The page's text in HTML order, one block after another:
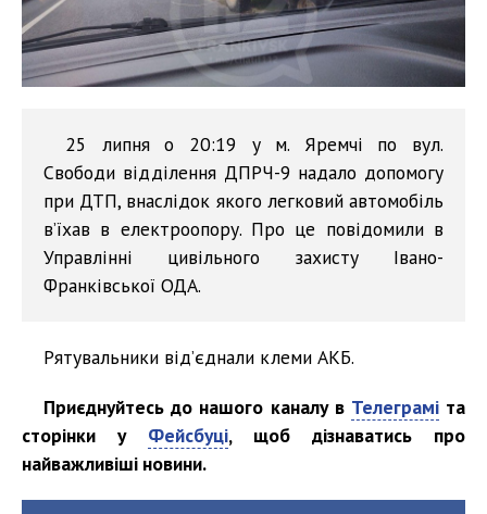
25 липня о 20:19 у м. Яремчі по вул.
Свободи відділення ДПРЧ-9 надало допомогу
при ДТП, внаслідок якого легковий автомобіль
в’їхав в електроопору. Про це повідомили в
Управлінні цивільного захисту Івано-
Франківської ОДА.
Рятувальники від’єднали клеми АКБ.
Приєднуйтесь до нашого каналу в Телеграміта
сторінки у Фейсбуці, щоб дізнаватись про
найважливіші новини.